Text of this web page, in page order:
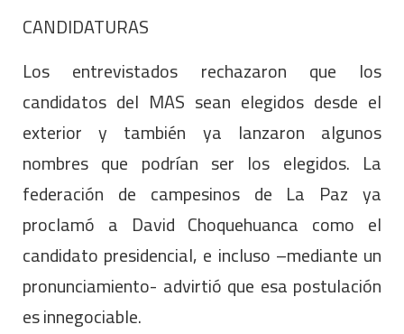
CANDIDATURAS
Los entrevistados rechazaron que los
candidatos del MAS sean elegidos desde el
exterior y también ya lanzaron algunos
nombres que podrían ser los elegidos. La
federación de campesinos de La Paz ya
proclamó a David Choquehuanca como el
candidato presidencial, e incluso –mediante un
pronunciamiento- advirtió que esa postulación
es innegociable.